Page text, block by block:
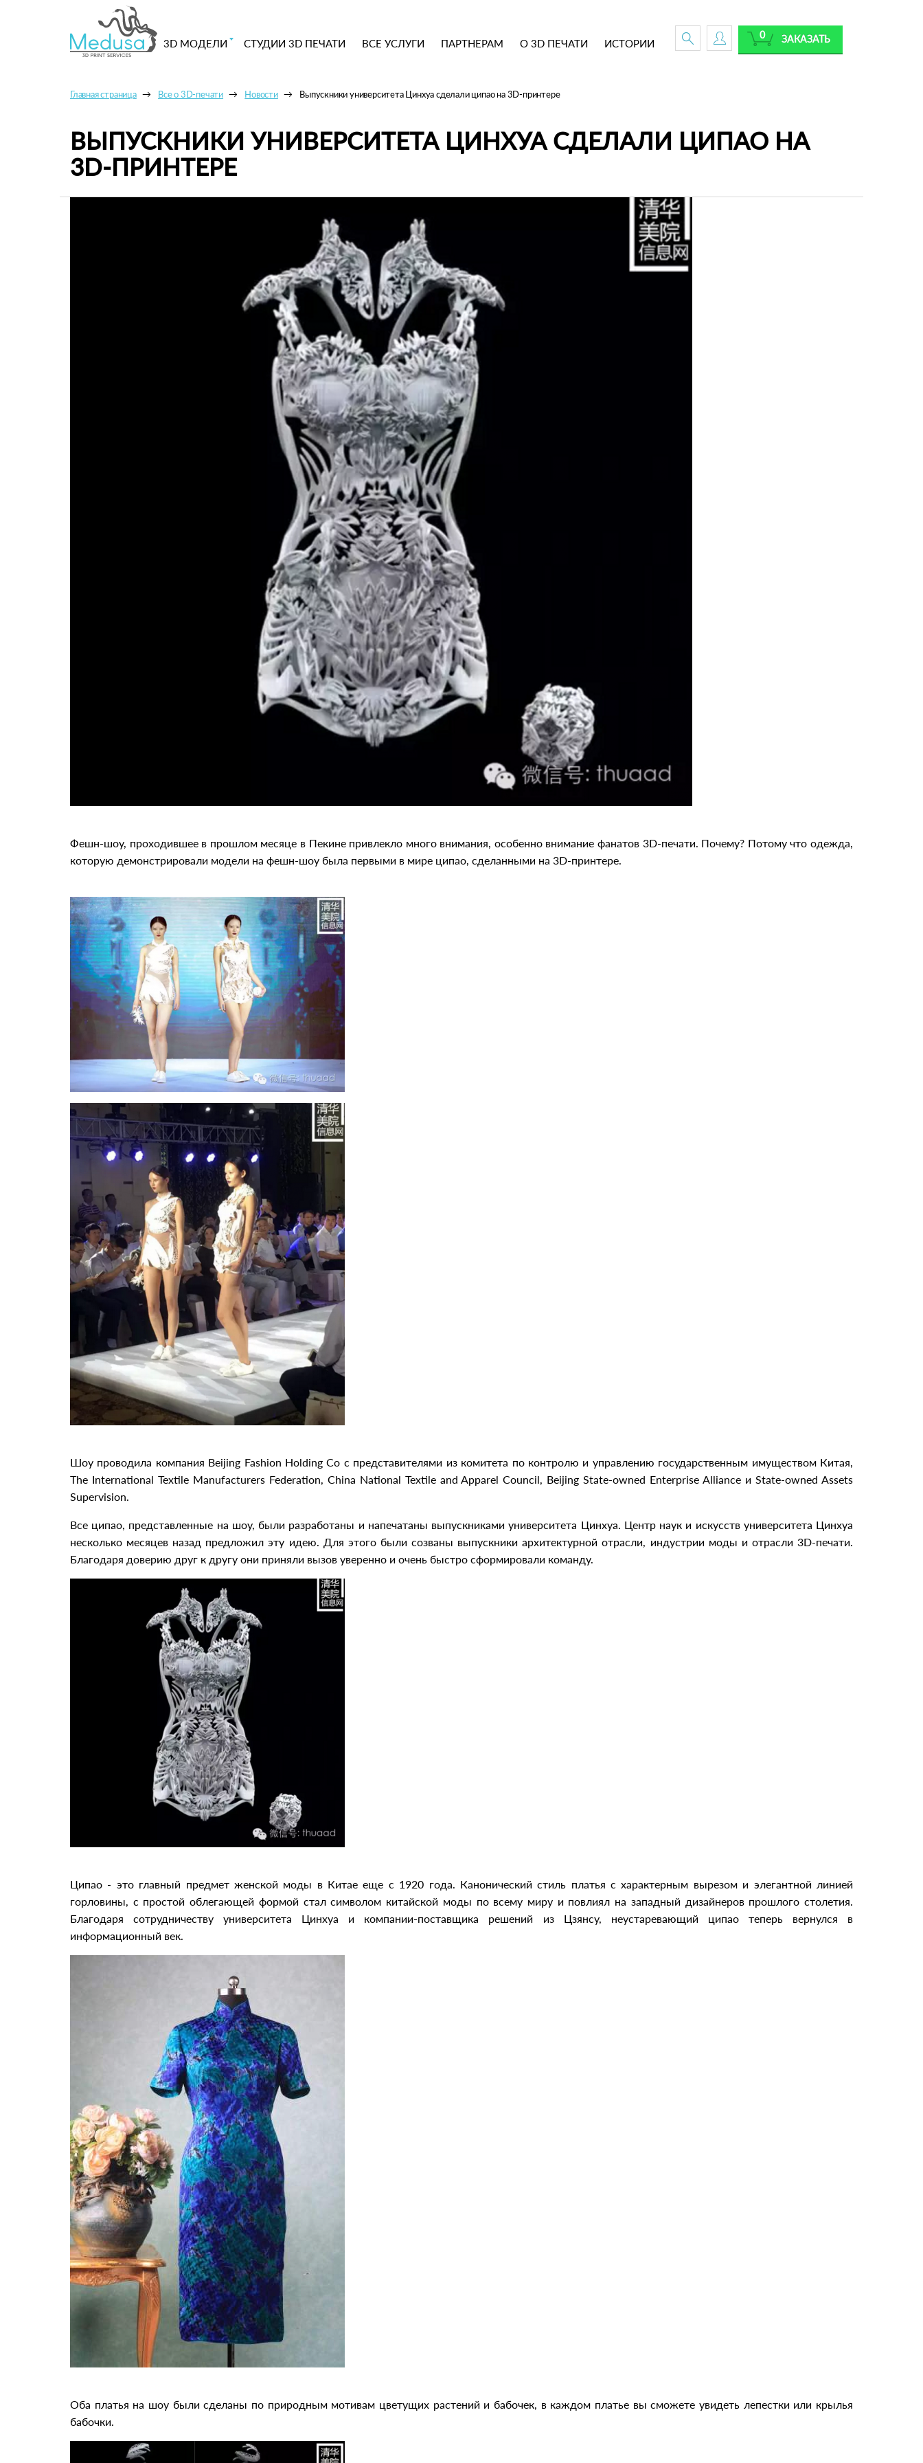
3D МОДЕЛИ СТУДИИ 3D ПЕЧАТИ ВСЕ УСЛУГИ ПАРТНЕРАМ О 3D ПЕЧАТИ ИСТОРИИ ЗАКАЗАТЬ
0
Главная страница Все о 3D-печати Новости Выпускники университета Цинхуа сделали ципао на 3D-принтере
ВЫПУСКНИКИ УНИВЕРСИТЕТА ЦИНХУА СДЕЛАЛИ ЦИПАО НА
3D-ПРИНТЕРЕ
Фешн-шоу, проходившее в прошлом месяце в Пекине привлекло много внимания, особенно внимание фанатов 3D-печати. Почему? Потому что одежда,
которую демонстрировали модели на фешн-шоу была первыми в мире ципао, сделанными на 3D-принтере.
Шоу проводила компания Beijing Fashion Holding Co с представителями из комитета по контролю и управлению государственным имуществом Китая,
The International Textile Manufacturers Federation, China National Textile and Apparel Council, Beijing State-owned Enterprise Alliance и State-owned Assets
Supervision.
Все ципао, представленные на шоу, были разработаны и напечатаны выпускниками университета Цинхуа. Центр наук и искусств университета Цинхуа
несколько месяцев назад предложил эту идею. Для этого были созваны выпускники архитектурной отрасли, индустрии моды и отрасли 3D-печати.
Благодаря доверию друг к другу они приняли вызов уверенно и очень быстро сформировали команду.
Ципао - это главный предмет женской моды в Китае еще с 1920 года. Канонический стиль платья с характерным вырезом и элегантной линией
горловины, с простой облегающей формой стал символом китайской моды по всему миру и повлиял на западный дизайнеров прошлого столетия.
Благодаря сотрудничеству университета Цинхуа и компании-поставщика решений из Цзянсу, неустаревающий ципао теперь вернулся в
информационный век.
Оба платья на шоу были сделаны по природным мотивам цветущих растений и бабочек, в каждом платье вы сможете увидеть лепестки или крылья
бабочки.